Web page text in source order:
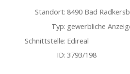
Standort: 8490 Bad
Typ: gewerbliche
Schnittstelle: Edireal
ID: 3793/198